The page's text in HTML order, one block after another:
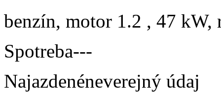
benzín, motor 1.2 , 47 kW,
Spotreba---
Najazdenéneverejný údaj